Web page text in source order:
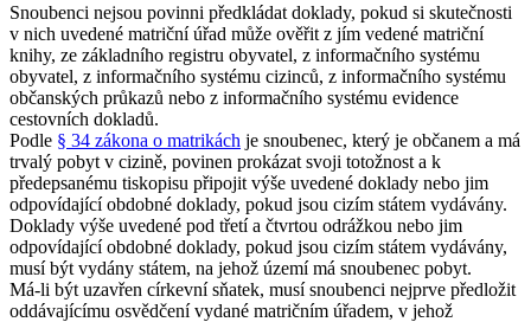
Snoubenci nejsou povinni předkládat doklady, pokud si skutečnosti
v nich uvedené matriční úřad může ověřit z jím vedené matriční
knihy, ze základního registru obyvatel, z informačního systému
obyvatel, z informačního systému cizinců, z informačního systému
občanských průkazů nebo z informačního systému evidence
cestovních dokladů.
Podle § 34 zákona o matrikách je snoubenec, který je občanem a má
trvalý pobyt v cizině, povinen prokázat svoji totožnost a k
předepsanému tiskopisu připojit výše uvedené doklady nebo jim
odpovídající obdobné doklady, pokud jsou cizím státem vydávány.
Doklady výše uvedené pod třetí a čtvrtou odrážkou nebo jim
odpovídající obdobné doklady, pokud jsou cizím státem vydávány,
musí být vydány státem, na jehož území má snoubenec pobyt.
Má-li být uzavřen církevní sňatek, musí snoubenci nejprve předložit
oddávajícímu osvědčení vydané matričním úřadem, v jehož